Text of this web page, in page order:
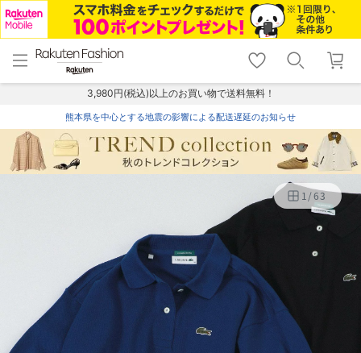
menu home
トップ
shopping_cart lock_outline
ログイン
3,980円(税込)以上のお買い物で送料無料！
熊本県を中心とする地震の影響による配送遅延のお知らせ
1/63